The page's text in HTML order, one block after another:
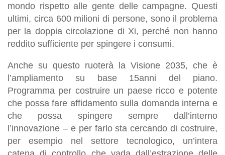
mondo rispetto alle gente delle campagne. Questi
ultimi, circa 600 milioni di persone, sono il problema
per la doppia circolazione di Xi, perché non hanno
reddito sufficiente per spingere i consumi.
Anche su questo ruoterà la Visione 2035, che è
l’ampliamento su base 15anni del piano.
Programma per costruire un paese ricco e potente
che possa fare affidamento sulla domanda interna e
che possa spingere sempre dall’interno
l’innovazione – e per farlo sta cercando di costruire,
per esempio nel settore tecnologico, un’intera